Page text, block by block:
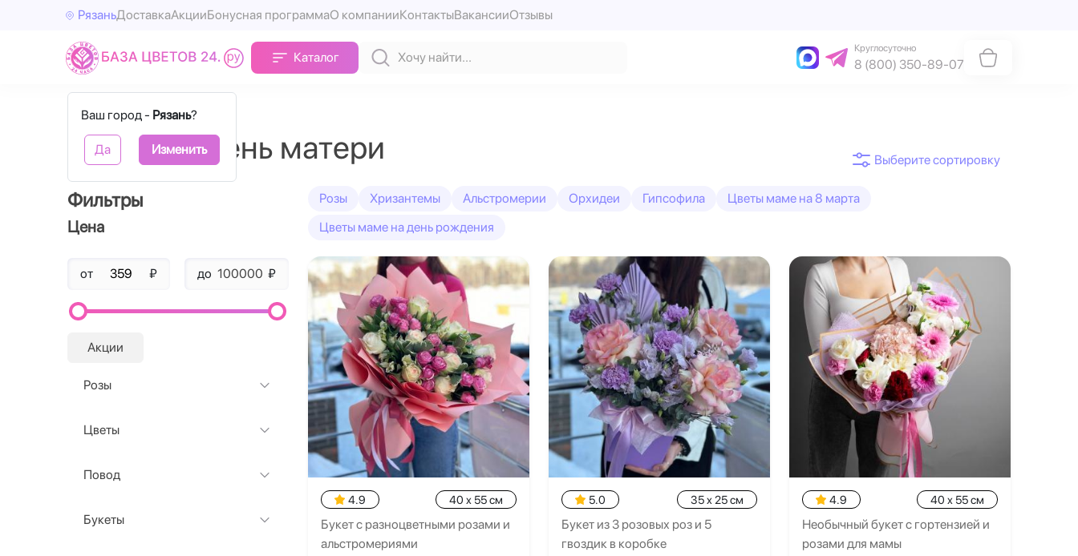
РязаньДоставкаАкцииБонусная программаО компанииКонтактыВакансииОтзывы
Каталог
Круглосуточно
8 (800) 350-89-07
Ваш город - Рязань?
Да Изменить
Цветы на день матери
Фильтры
Цена
от ₽ до ₽
Акции
Розы
Цветы
Повод
Букеты
Розы Хризантемы Альстромерии Орхидеи Гипсофила
Цветы маме на 8 марта
Цветы маме на день рождения
4.9 40 x 55 см
Букет с разноцветными розами и
альстромериями
5.0 35 x 25 см
Букет из 3 розовых роз и 5
гвоздик в коробке
4.9 40 x 55 см
Необычный букет с гортензией и
розами для мамы